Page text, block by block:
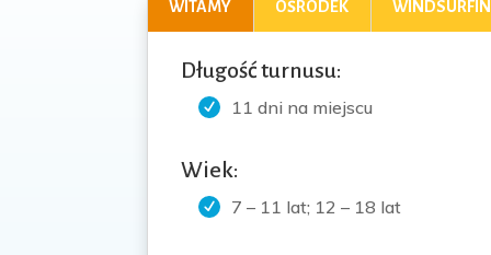
WITAMY OŚRODEK
Długość turnusu:
11 dni na miejscu
Wiek:
7 – 11 lat; 12 – 18 lat